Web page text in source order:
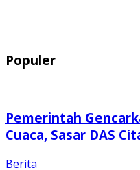
Populer
Pemerintah
Cuaca, Sasar DAS
Berita